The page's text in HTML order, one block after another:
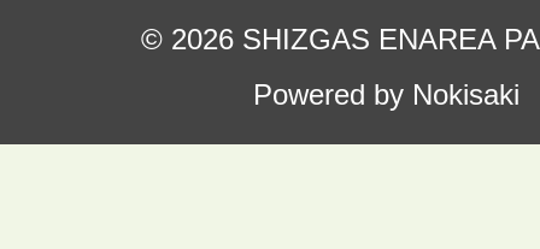
© 2026 SHIZGAS ENAREA
Powered by Nokisaki